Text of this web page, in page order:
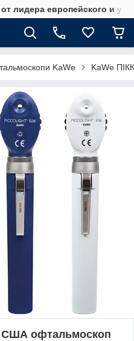
лидера европейского и
KaWe KaWe
США офтальмоскоп